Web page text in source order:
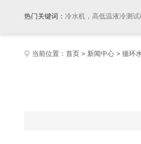
热门关键词： 冷水机，高低温液冷测试
当前位置： 首页 > 新闻中心 > 循环